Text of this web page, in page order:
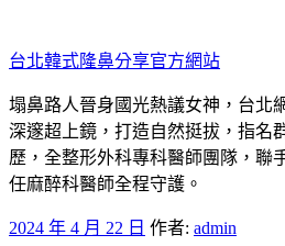
至
主
要
內
容
台北韓式隆鼻分享官方網站
塌鼻路人晉身國光熱議女神，台北
深邃超上鏡，打造自然挺拔，指名
歷，全整形外科專科醫師團隊，聯
任麻醉科醫師全程守護。
發
2024 年 4 月 22 日 作者: admin